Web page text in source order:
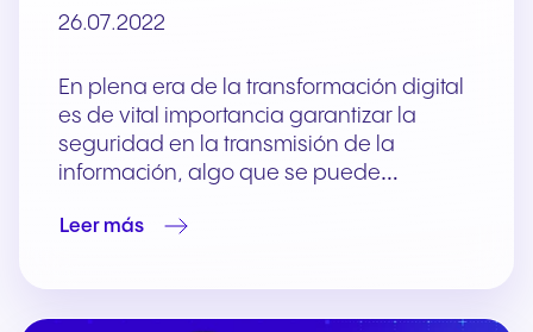
26.07.2022
En plena era de la transformación digital
es de vital importancia garantizar la
seguridad en la transmisión de la
información, algo que se puede…
Leer más